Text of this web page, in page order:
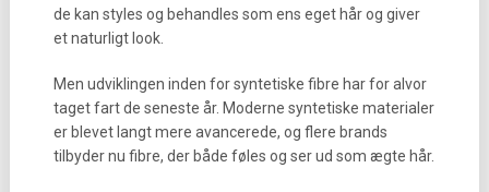
de kan styles og behandles som ens eget hår og giver
et naturligt look.
Men udviklingen inden for syntetiske fibre har for alvor
taget fart de seneste år. Moderne syntetiske materialer
er blevet langt mere avancerede, og flere brands
tilbyder nu fibre, der både føles og ser ud som ægte hår.